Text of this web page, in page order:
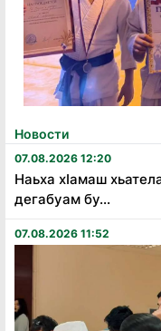
Новости
07.08.2026 12:20
Наьха хӏамаш
дегабуам бу...
07.08.2026 11:52